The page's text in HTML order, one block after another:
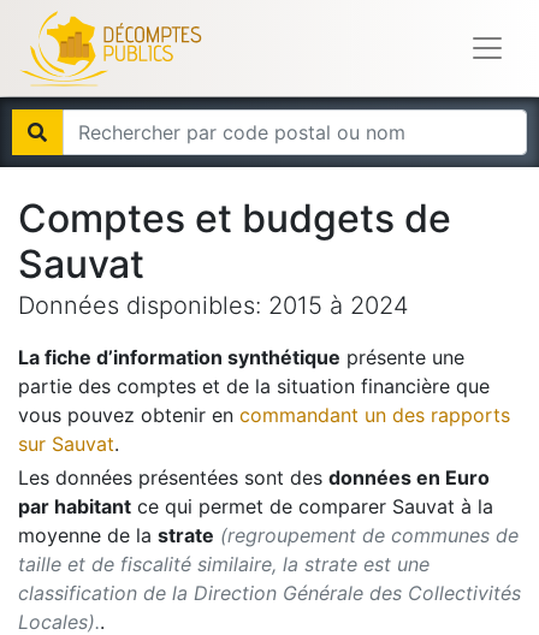
Comptes et budgets de
Sauvat
Données disponibles: 2015 à 2024
La fiche d’information synthétique présente une
partie des comptes et de la situation financière que
vous pouvez obtenir en commandant un des rapports
sur Sauvat.
Les données présentées sont des données en Euro
par habitant ce qui permet de comparer Sauvat à la
moyenne de la strate (regroupement de communes de
taille et de fiscalité similaire, la strate est une
classification de la Direction Générale des Collectivités
Locales)..